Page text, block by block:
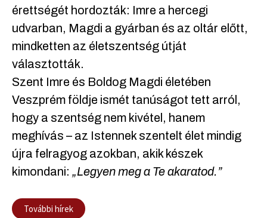
érettségét hordozták: Imre a hercegi
udvarban, Magdi a gyárban és az oltár előtt,
mindketten az életszentség útját
választották.
Szent Imre és Boldog Magdi életében
Veszprém földje ismét tanúságot tett arról,
hogy a szentség nem kivétel, hanem
meghívás – az Istennek szentelt élet mindig
újra felragyog azokban, akik készek
kimondani: „Legyen meg a Te akaratod.”
További hírek